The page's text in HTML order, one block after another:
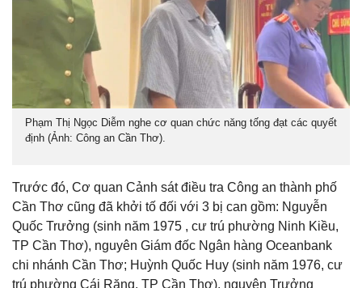
Phạm Thị Ngọc Diễm nghe cơ quan chức năng tống đạt các quyết
định (Ảnh: Công an Cần Thơ).
Trước đó, Cơ quan Cảnh sát điều tra Công an thành phố
Cần Thơ cũng đã khởi tố đối với 3 bị can gồm: Nguyễn
Quốc Trưởng (sinh năm 1975 , cư trú phường Ninh Kiều,
TP Cần Thơ), nguyên Giám đốc Ngân hàng Oceanbank
chi nhánh Cần Thơ; Huỳnh Quốc Huy (sinh năm 1976, cư
trú phường Cái Răng, TP Cần Thơ), nguyên Trưởng